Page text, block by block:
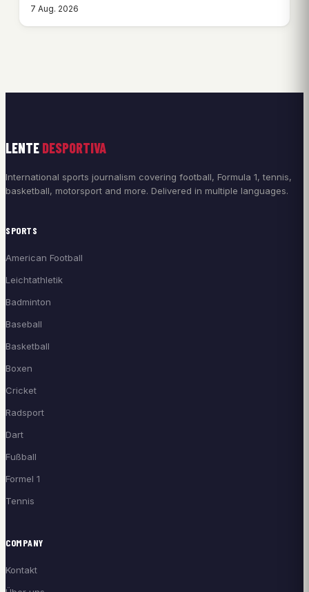
7 Aug. 2026
LENTE DESPORTIVA
International sports journalism covering football, Formula 1, tennis,
basketball, motorsport and more. Delivered in multiple languages.
SPORTS
American Football
Leichtathletik
Badminton
Baseball
Basketball
Boxen
Cricket
Radsport
Dart
Fußball
Formel 1
Tennis
COMPANY
Kontakt